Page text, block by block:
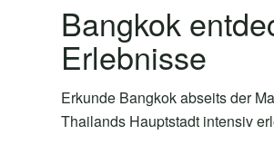
Bangkok
Erlebnisse
Erkunde Bangkok abseits der
Thailands Hauptstadt intensiv